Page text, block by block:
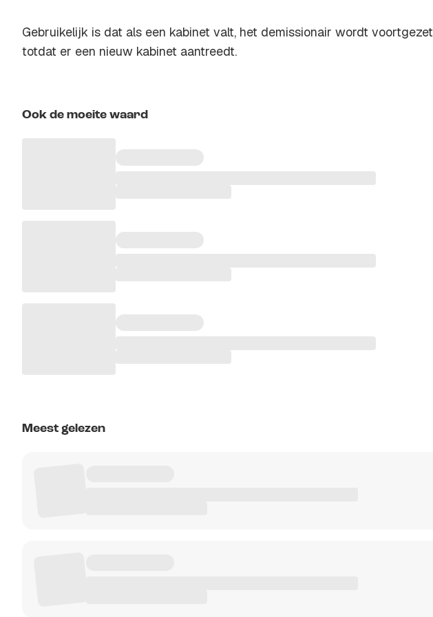
Gebruikelijk is dat als een kabinet valt, het demissionair wordt voortgezet
totdat er een nieuw kabinet aantreedt.
Ook de moeite waard
Meest gelezen